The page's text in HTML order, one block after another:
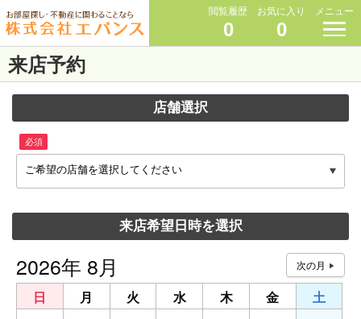
閲覧履歴
0
お気に入り
0
メニュー
来店予約
店舗選択
必須
ご希望の店舗を選択してください
来店希望日時を選択
2026年 8月
日 月 火 水 木 金
土